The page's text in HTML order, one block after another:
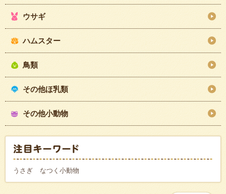
ウサギ
ハムスター
鳥類
その他ほ乳類
その他小動物
うさぎ なつく小動物